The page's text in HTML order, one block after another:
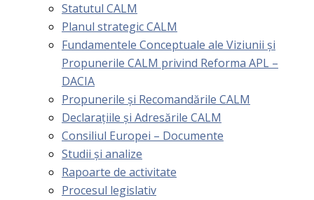
Statutul CALM
Planul strategic CALM
Fundamentele Conceptuale ale Viziunii și
Propunerile CALM privind Reforma APL –
DACIA
Propunerile și Recomandările CALM
Declarațiile și Adresările CALM
Consiliul Europei – Documente
Studii și analize
Rapoarte de activitate
Procesul legislativ